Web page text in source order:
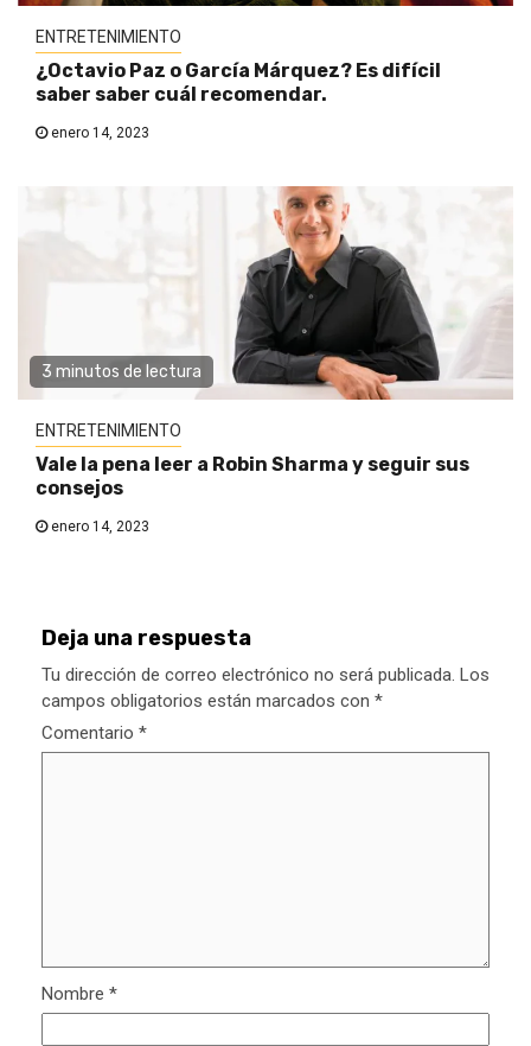
ENTRETENIMIENTO
¿Octavio Paz o García Márquez? Es difícil
saber saber cuál recomendar.
enero 14, 2023
3 minutos de lectura
ENTRETENIMIENTO
Vale la pena leer a Robin Sharma y seguir sus
consejos
enero 14, 2023
Deja una respuesta
Tu dirección de correo electrónico no será publicada. Los
campos obligatorios están marcados con *
Comentario *
Nombre *